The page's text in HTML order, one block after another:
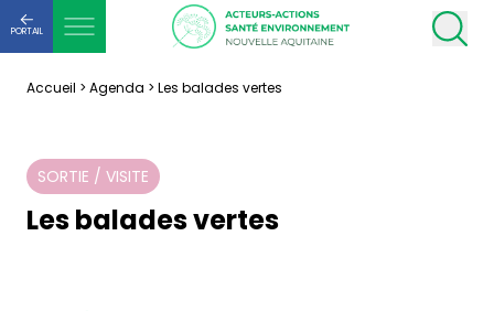
PORTAIL
Accueil > Agenda > Les balades vertes
SORTIE / VISITE
Les balades vertes